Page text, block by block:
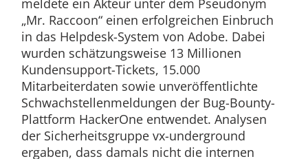
„Mr. Raccoon“ einen erfolgreichen Einbruch
in das Helpdesk-System von Adobe. Dabei
wurden schätzungsweise 13 Millionen
Kundensupport-Tickets, 15.000
Mitarbeiterdaten sowie unveröffentlichte
Schwachstellenmeldungen der Bug-Bounty-
Plattform HackerOne entwendet. Analysen
der Sicherheitsgruppe vx-underground
ergaben, dass damals nicht die internen